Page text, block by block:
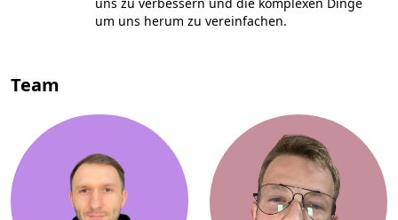
um uns herum zu vereinfachen.
Team